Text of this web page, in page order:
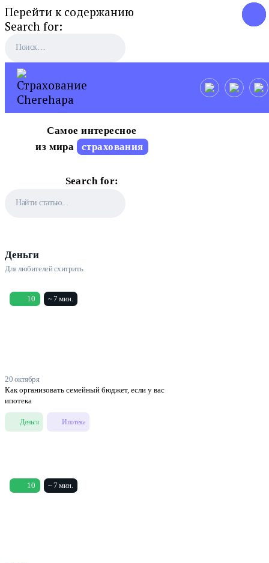
Перейти к содержанию
Search for:
Самое интересное
из мира
страхования
Search for:
деньги
Для любителей схитрить
10 ~ 7 мин.
20 октября
Как организовать семейный бюджет, если у вас
ипотека
Деньги Ипотека
10 ~ 7 мин.